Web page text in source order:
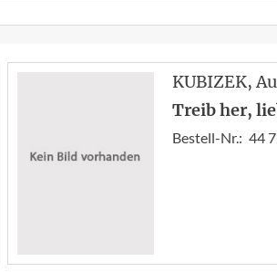
KUBIZEK,
Treib her,
Bestell-Nr.: 44